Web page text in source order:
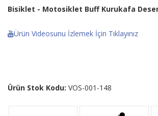
Bisiklet - Motosiklet Buff Kurukafa
Ürün Videosunu İzlemek İçin Tıklayınız
Ürün Stok Kodu: VOS-001-148